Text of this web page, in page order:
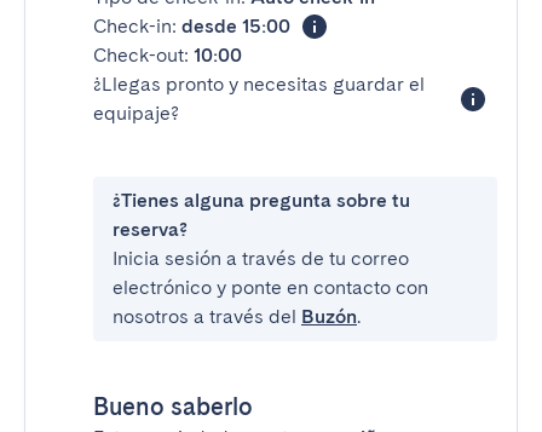
Check-in: desde 15:00
Check-out: 10:00
¿Llegas pronto y necesitas guardar el
equipaje?
¿Tienes alguna pregunta sobre tu
reserva?
Inicia sesión a través de tu correo
electrónico y ponte en contacto con
nosotros a través del Buzón.
Bueno saberlo